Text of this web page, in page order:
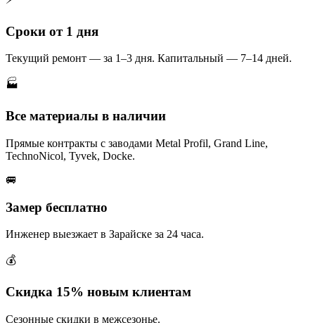
Сроки от 1 дня
Текущий ремонт — за 1–3 дня. Капитальный — 7–14 дней.
🏭
Все материалы в наличии
Прямые контракты с заводами Metal Profil, Grand Line,
TechnoNicol, Tyvek, Docke.
🚐
Замер бесплатно
Инженер выезжает в Зарайске за 24 часа.
💰
Скидка 15% новым клиентам
Сезонные скидки в межсезонье.